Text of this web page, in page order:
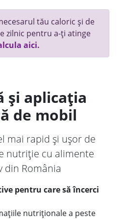
tău caloric și de
zilnic pentru a-ți atinge
aici.
și aplicația
de mobil
mai rapid și ușor de
nutriție cu alimente
din România
pentru care să încerci
nutriționale a peste